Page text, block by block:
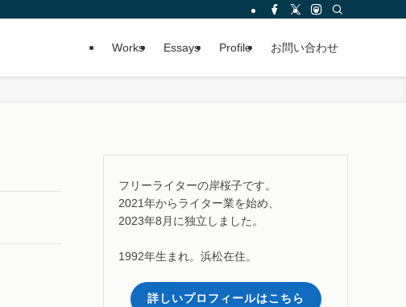
Works Essays Profile お問い合わせ
フリーライターの岸桜子です。
2021年からライター業を始め、
2023年8月に独立しました。
1992年生まれ。浜松在住。
詳しいプロフィールはこちら